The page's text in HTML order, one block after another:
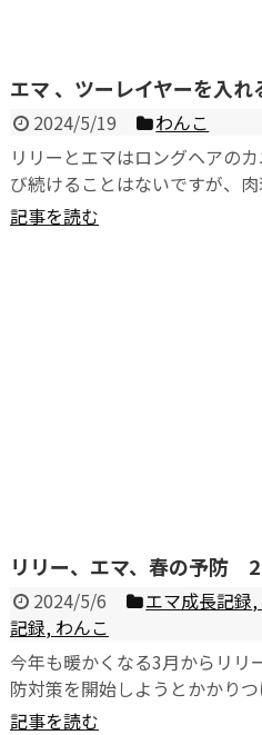
エマ 、ツーレイヤーを入れ
2024/5/19
わんこ
リリーとエマはロングヘアの
び続けることはないですが、
周りの毛、そして顔まわりの髭
記事を読む
リリー、エマ、春の予防
2024/5/6 エマ成長記録,
記録, わんこ
今年も暖かくなる3月からリリ
防対策を開始しようとかかり
へ来院。予防の種類や実施時期
記事を読む